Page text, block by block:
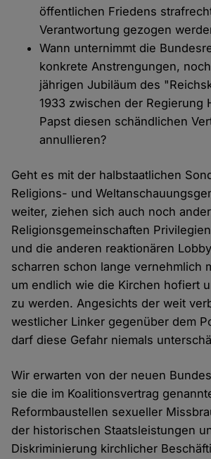
öffentlichen Friedens
Verantwortung gezogen
Wann unternimmt die
konkrete Anstrengungen,
jährigen Jubiläum des
1933 zwischen der Regierung
Papst diesen schändlichen
annullieren?
Geht es mit der halbstaatlichen
Religions- und
weiter, ziehen sich auch noch
Religionsgemeinschaften
und die anderen reaktionären
scharren schon lange vernehmlich
um endlich wie die Kirchen hofiert
zu werden. Angesichts der weit
westlicher Linker gegenüber dem
darf diese Gefahr niemals
Wir erwarten von der neuen
sie die im Koalitionsvertrag
Reformbaustellen sexueller
der historischen Staatsleistungen
Diskriminierung kirchlicher